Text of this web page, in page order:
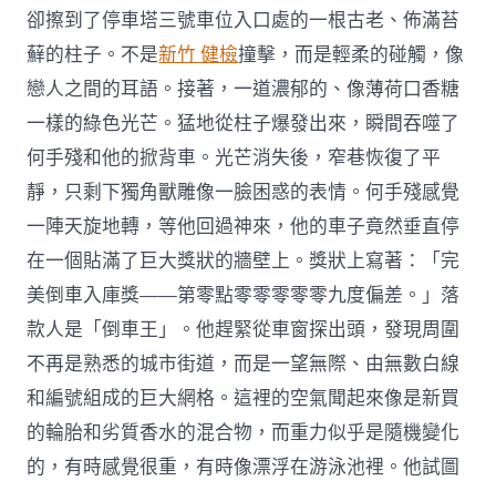
卻擦到了停車塔三號車位入口處的一根古老、佈滿苔
蘚的柱子。不是新竹 健檢撞擊，而是輕柔的碰觸，像
戀人之間的耳語。接著，一道濃郁的、像薄荷口香糖
一樣的綠色光芒。猛地從柱子爆發出來，瞬間吞噬了
何手殘和他的掀背車。光芒消失後，窄巷恢復了平
靜，只剩下獨角獸雕像一臉困惑的表情。何手殘感覺
一陣天旋地轉，等他回過神來，他的車子竟然垂直停
在一個貼滿了巨大獎狀的牆壁上。獎狀上寫著：「完
美倒車入庫獎——第零點零零零零零九度偏差。」落
款人是「倒車王」。他趕緊從車窗探出頭，發現周圍
不再是熟悉的城市街道，而是一望無際、由無數白線
和編號組成的巨大網格。這裡的空氣聞起來像是新買
的輪胎和劣質香水的混合物，而重力似乎是隨機變化
的，有時感覺很重，有時像漂浮在游泳池裡。他試圖